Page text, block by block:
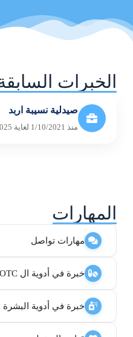
الخبرات
صيدلية نسيبة اربد
منذ 1/10/2021 لغاية 31/3/2025
المهارات
مهارات تواصل
خبرة في أدوية ال OTC
خبرة في أدوية